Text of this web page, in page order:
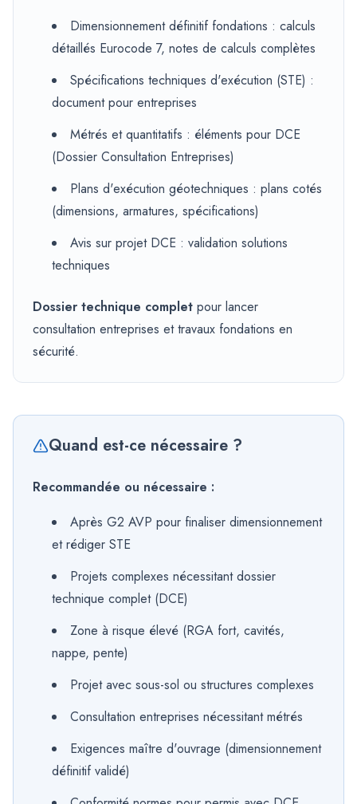
Dimensionnement définitif fondations : calculs
détaillés Eurocode 7, notes de calculs complètes
Spécifications techniques d'exécution (STE) :
document pour entreprises
Métrés et quantitatifs : éléments pour DCE
(Dossier Consultation Entreprises)
Plans d'exécution géotechniques : plans cotés
(dimensions, armatures, spécifications)
Avis sur projet DCE : validation solutions
techniques
Dossier technique complet pour lancer
consultation entreprises et travaux fondations en
sécurité.
Quand est-ce nécessaire ?
Recommandée ou nécessaire :
Après G2 AVP pour finaliser dimensionnement
et rédiger STE
Projets complexes nécessitant dossier
technique complet (DCE)
Zone à risque élevé (RGA fort, cavités,
nappe, pente)
Projet avec sous-sol ou structures complexes
Consultation entreprises nécessitant métrés
Exigences maître d'ouvrage (dimensionnement
définitif validé)